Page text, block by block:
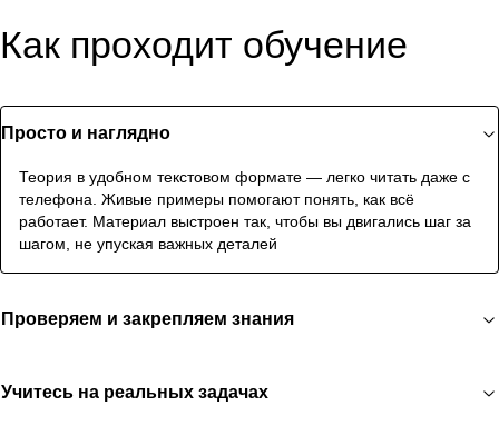
Как проходит обучение
Просто и наглядно
Теория в удобном текстовом формате — легко читать даже с
телефона. Живые примеры помогают понять, как всё
работает. Материал выстроен так, чтобы вы двигались шаг за
шагом, не упуская важных деталей
Проверяем и закрепляем знания
Учитесь на реальных задачах